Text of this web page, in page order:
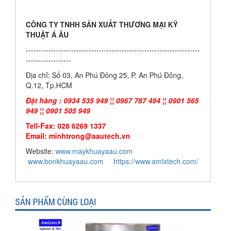
CÔNG TY TNHH SẢN XUẤT THƯƠNG MẠI KỸ
THUẬT Á ÂU
---------------------------------------------------------------------
------------------
Địa chỉ: Số 03, An Phú Đông 25, P. An Phú Đông,
Q.12, Tp.HCM
Đặt hàng : 0934 535 949 ¦¦ 0967 787 494 ¦¦ 0901 565
949 ¦¦ 0901 505 949
Tell-Fax: 028 6269 1337
Email: minhtrong@aautech.vn
Website: www.maykhuayaau.com
www.bonkhuayaau.com
https://www.amixtech.com/
SẢN PHẨM CÙNG LOẠI